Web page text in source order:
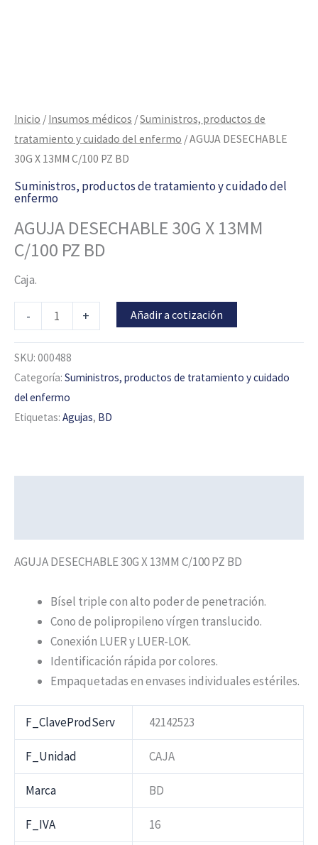
Inicio / Insumos médicos /Suministros, productos de
tratamiento y cuidado del enfermo / AGUJA DESECHABLE
30G X 13MM C/100 PZ BD
Suministros, productos de tratamiento y cuidado del
enfermo
AGUJA DESECHABLE 30G X 13MM
C/100 PZ BD
Caja.
- + Añadir a cotización
SKU: 000488
Categoría: Suministros, productos de tratamiento y cuidado
del enfermo
Etiquetas: Agujas, BD
AGUJA DESECHABLE 30G X 13MM C/100 PZ BD
Bísel triple con alto poder de penetración.
Cono de polipropileno vírgen translucido.
Conexión LUER y LUER-LOK.
Identificación rápida por colores.
Empaquetadas en envases individuales estériles.
F_ClaveProdServ 42142523
F_Unidad CAJA
Marca BD
F_IVA 16